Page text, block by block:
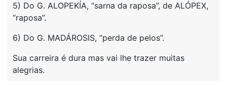
5) Do G. ALOPEKÍA, “sarna da raposa”, de ALÓPEX,
“raposa”.
6) Do G. MADÁROSIS, “perda de pelos”.
Sua carreira é dura mas vai lhe trazer muitas
alegrias.